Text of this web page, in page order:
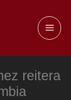
reitera